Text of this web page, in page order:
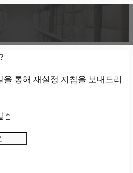
통해 재설정 지침을 보내드리
*